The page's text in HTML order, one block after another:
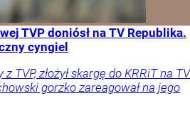
TVP doniósł na TV Republika.
cyngiel
TVP, złożył skargę do KRRiT na TV
gorzko zareagował na jego